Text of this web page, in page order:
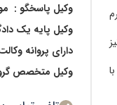
وکیل پاسخگو :
وکیل پایه یک
دارای پروانه
وکیل متخصص